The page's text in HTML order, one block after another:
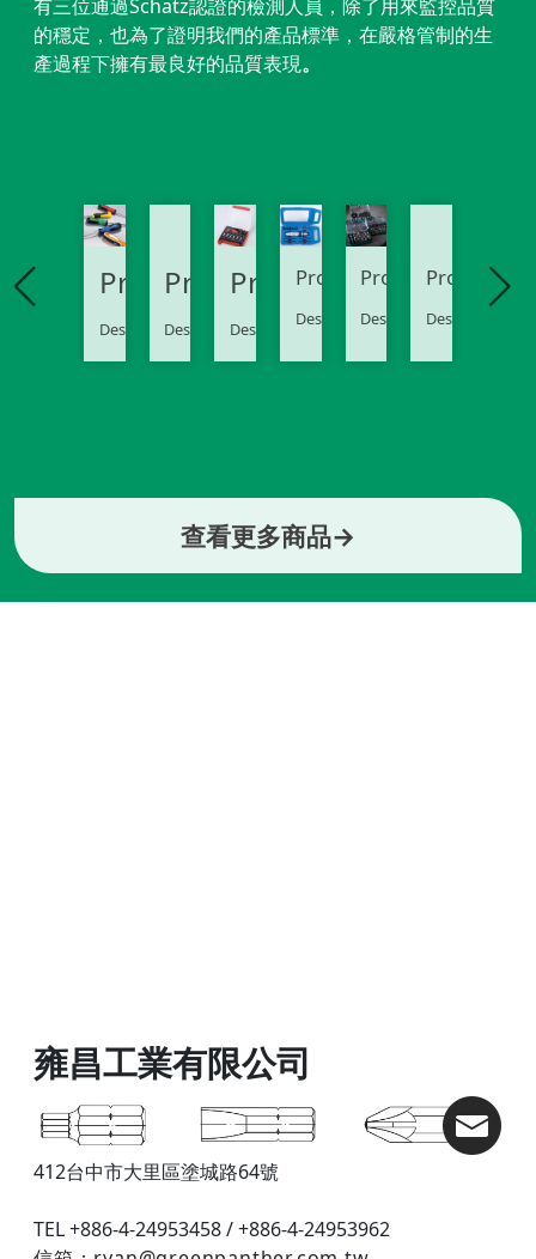
有三位通過Schatz認證的檢測人員，除了用來監控品質
的穩定，也為了證明我們的產品標準，在嚴格管制的生
產過程下擁有最良好的品質表現。
Product
Description..
Product
Description..
Product
Description..
Product
Description..
Product
Description..
Product
Description..
查看更多商品→
雍昌工業有限公司
412台中市大里區塗城路64號
TEL +886-4-24953458 / +886-4-24953962